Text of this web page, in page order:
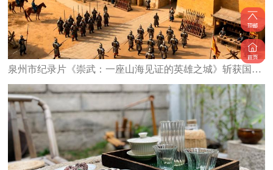
泉州市纪录片《崇武：一座山海见证的英雄之城》斩获国家级大奖